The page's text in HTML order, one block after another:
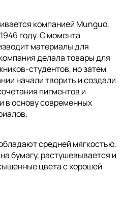
компанией Munguo,
году. С момента
материалы для
делала товары для
студентов, но затем
начали творить и создали
пигментов и
в основу современных
средней мягкостью.
бумагу, растушевывается и
цвета с хорошей